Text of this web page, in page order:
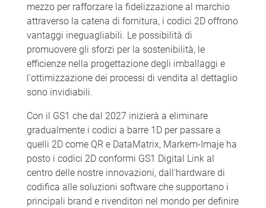
mezzo per rafforzare la fidelizzazione al marchio
attraverso la catena di fornitura, i codici 2D offrono
vantaggi ineguagliabili. Le possibilità di
promuovere gli sforzi per la sostenibilità, le
efficienze nella progettazione degli imballaggi e
l'ottimizzazione dei processi di vendita al dettaglio
sono invidiabili.
Con il GS1 che dal 2027 inizierà a eliminare
gradualmente i codici a barre 1D per passare a
quelli 2D come QR e DataMatrix, Markem-Imaje ha
posto i codici 2D conformi GS1 Digital Link al
centro delle nostre innovazioni, dall'hardware di
codifica alle soluzioni software che supportano i
principali brand e rivenditori nel mondo per definire